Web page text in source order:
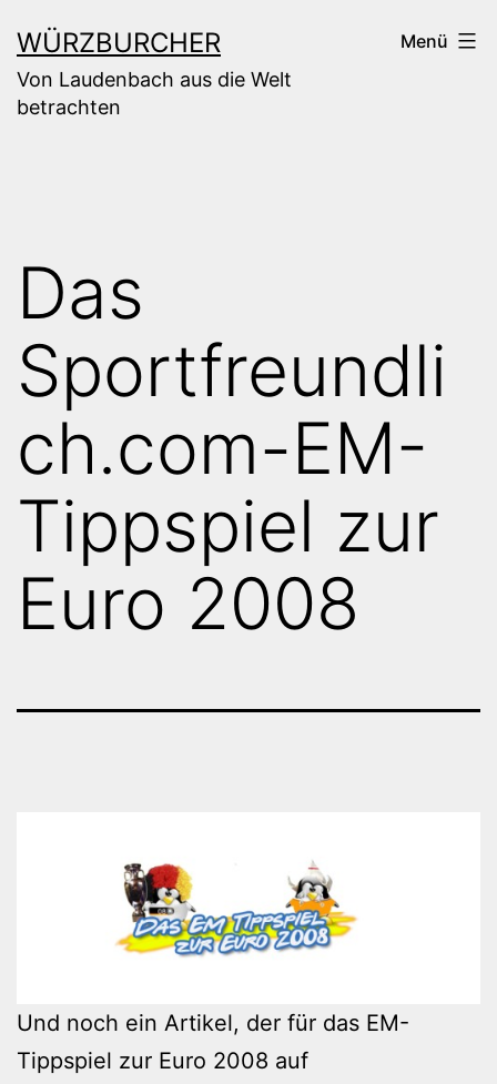
Inhalt
springen
WÜRZBURCHER
Von Laudenbach aus die Welt
betrachten
Menü
Das
Sportfreundli
ch.com-EM-
Tippspiel zur
Euro 2008
Und noch ein Artikel, der für das EM-
Tippspiel zur Euro 2008 auf